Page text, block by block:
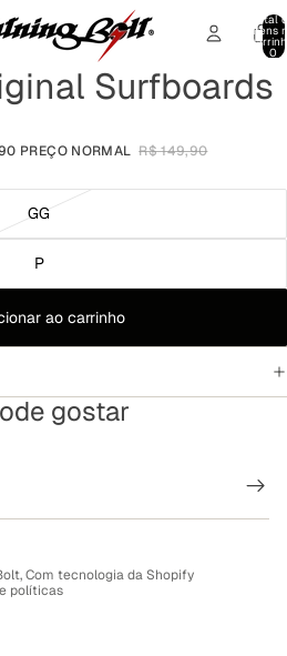
Total
itens
0
Surfboards
PREÇO NORMAL R$ 149,90
GG
P
ao carrinho
gostar
,Com tecnologia da Shopify
políticas